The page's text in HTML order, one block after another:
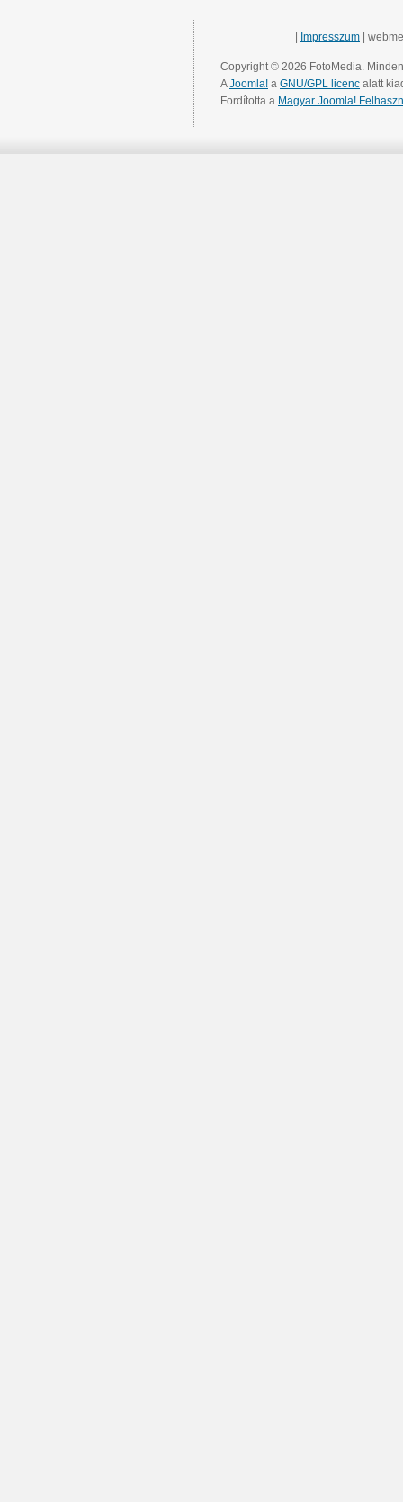
Impresszum |
Copyright © 2026 FotoMedia.
AJoomla! a GNU/GPL licenc alatt
Fordította a Magyar Joomla!